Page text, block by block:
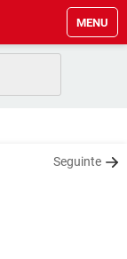
MENU
Seguinte